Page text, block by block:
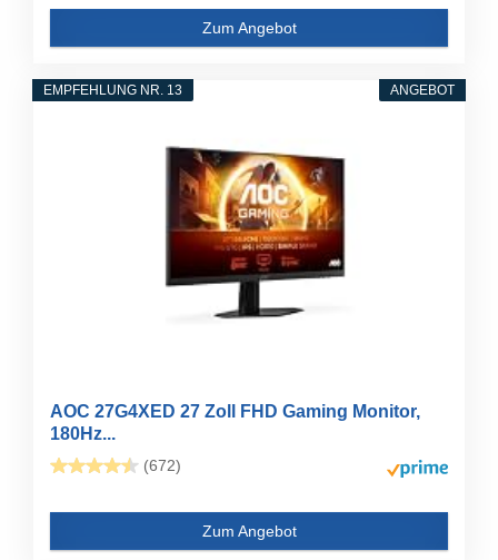
Zum Angebot
ANGEBOT
EMPFEHLUNG NR. 13
AOC 27G4XED 27 Zoll FHD Gaming Monitor,
180Hz...
(672)
Zum Angebot